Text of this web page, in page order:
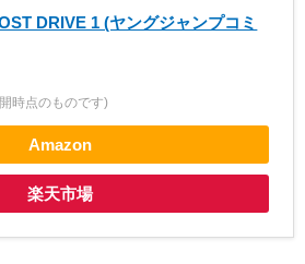
DRIVE 1 (ヤングジャンプコミ
時点のものです)
Amazon
楽天市場